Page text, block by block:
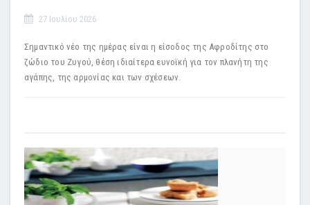
27 Ιουλίου 2026
Σημαντικό νέο της ημέρας είναι η είσοδος της Αφροδίτης στο
ζώδιο του Ζυγού, θέση ιδιαίτερα ευνοϊκή για τον πλανήτη της
αγάπης, της αρμονίας και των σχέσεων.